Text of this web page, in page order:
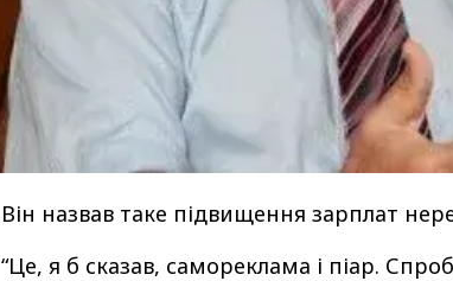
Він назвав таке підвищення зарплат
“Це, я б сказав, самореклама і піар.